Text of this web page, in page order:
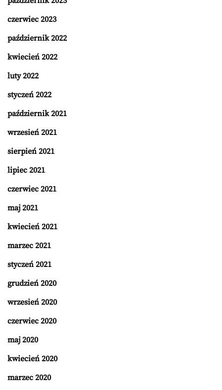
czerwiec 2023
październik 2022
kwiecień 2022
luty 2022
styczeń 2022
październik 2021
wrzesień 2021
sierpień 2021
lipiec 2021
czerwiec 2021
maj 2021
kwiecień 2021
marzec 2021
styczeń 2021
grudzień 2020
wrzesień 2020
czerwiec 2020
maj 2020
kwiecień 2020
marzec 2020